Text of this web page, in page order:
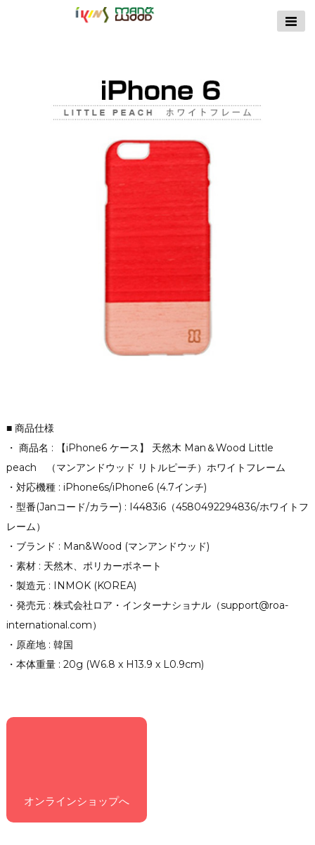
【公式サイト】
木ケース
■ 商品仕様
・ 商品名 : 【iPhone6 ケース】 天然木 Man＆Wood Little
peach （マンアンドウッド リトルピーチ）ホワイトフレーム
・対応機種 : iPhone6s/iPhone6 (4.7インチ)
・型番(Janコード/カラー) : I4483i6（4580492294836/ホワイトフ
レーム）
・ブランド : Man&Wood (マンアンドウッド)
・素材 : 天然木、ポリカーボネート
・製造元 : INMOK (KOREA)
・発売元 : 株式会社ロア・インターナショナル（support@roa-
international.com）
・原産地 : 韓国
・本体重量 : 20g (W6.8 x H13.9 x L0.9cm)
オンラインショップへ